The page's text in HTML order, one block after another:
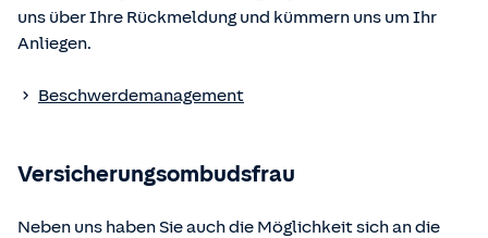
Verordnung über die Versicherungsvermittlung und -
Die berufsrechtlichen Regelungen können über die vom
eingesehen und abgerufen werden.
uns über Ihre Rückmeldung und kümmern uns um Ihr
Anliegen.
Beschwerdemanagement
Versicherungsombudsfrau
Neben uns haben Sie auch die Möglichkeit sich an die